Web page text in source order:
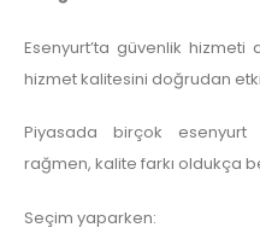
Esenyurt’ta güvenlik hizmeti
hizmet kalitesini doğrudan
Piyasada birçok esenyurt
rağmen, kalite farkı oldukça
Seçim yaparken: